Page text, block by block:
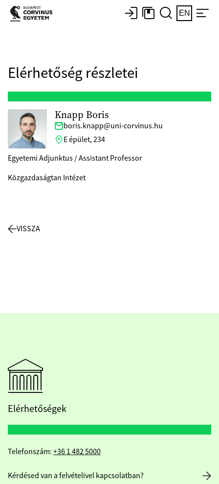
EN
Elérhetőség részletei
Knapp Boris
boris.knapp@uni-corvinus.hu
E épület, 234
Egyetemi Adjunktus / Assistant Professor
Közgazdaságtan Intézet
VISSZA
Elérhetőségek
Telefonszám: +36 1 482 5000
Kérdésed van a felvételivel kapcsolatban?